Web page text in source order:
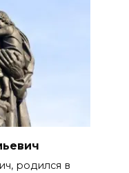
родился в